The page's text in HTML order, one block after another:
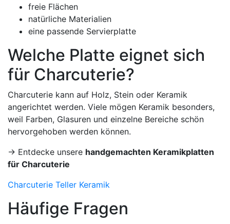
freie Flächen
natürliche Materialien
eine passende Servierplatte
Welche Platte eignet sich
für Charcuterie?
Charcuterie kann auf Holz, Stein oder Keramik
angerichtet werden. Viele mögen Keramik besonders,
weil Farben, Glasuren und einzelne Bereiche schön
hervorgehoben werden können.
→ Entdecke unsere handgemachten Keramikplatten
für Charcuterie
Charcuterie Teller Keramik
Häufige Fragen